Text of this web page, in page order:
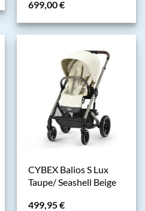
699,00€
CYBEX Balios S Lux
Taupe/ Seashell Beige
499,95€